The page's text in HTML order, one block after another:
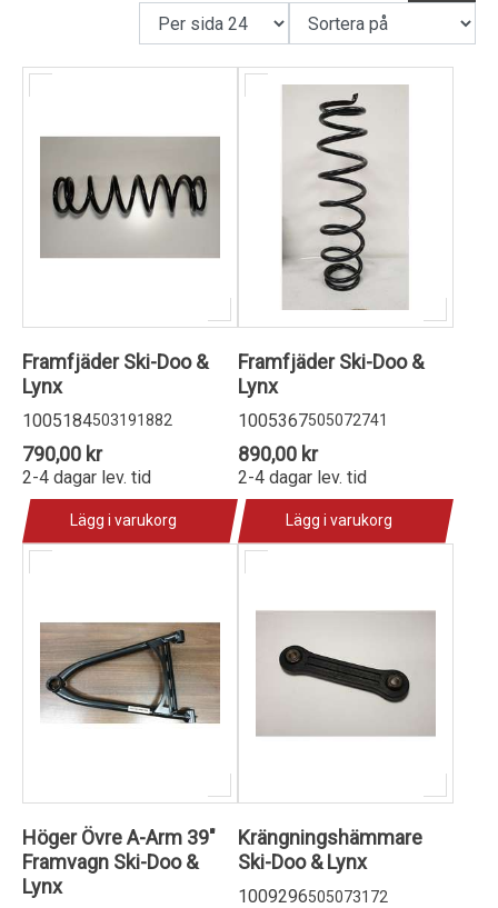
Framfjäder Ski-Doo &
Lynx
1005184503191882
790,00 kr
2-4 dagar lev. tid
Lägg i varukorg
Framfjäder Ski-Doo &
Lynx
1005367505072741
890,00 kr
2-4 dagar lev. tid
Lägg i varukorg
Höger Övre A-Arm 39"
Framvagn Ski-Doo &
Lynx
Krängningshämmare
Ski-Doo & Lynx
1009296505073172